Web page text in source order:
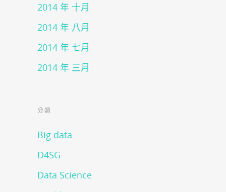
2014 年 十月
2014 年 八月
2014 年 七月
2014 年 三月
分類
Big data
D4SG
Data Science